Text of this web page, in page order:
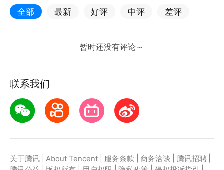
全部 最新 好评 中评 差评
联系我们
关于腾讯 About Tencent 服务条款 商务洽谈 腾讯招聘